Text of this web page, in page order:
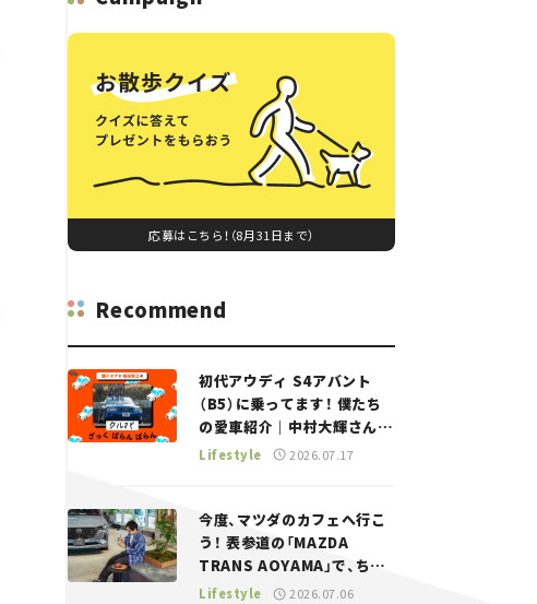
応募はこちら！（8月31日まで）
Recommend
初代アウディ S4アバント
（B5）に乗ってます！ 僕たち
の愛車紹介｜中村大輝さん
——瀬イオナと嶋田智之の
Lifestyle 2026.07.17
今度、マツダのカフェへ行こ
う！ 表参道の「MAZDA
TRANS AOYAMA」で、ちょ
っとひと息。——連載｜CCG
Lifestyle 2026.07.06